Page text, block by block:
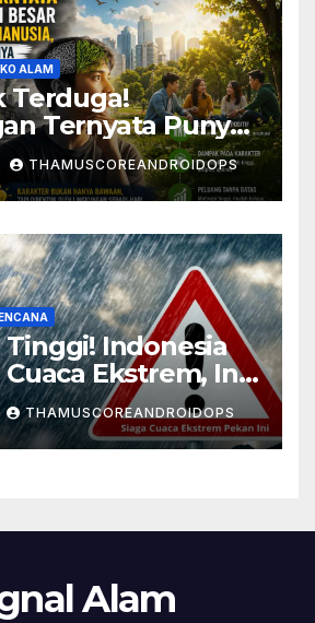
ALAM
Terduga!
Ternyata Punya
Besar Pada
Ini
THAMUSCOREANDROIDOPS
Tinggi! Indonesia
Ekstrem, Ini
Rawan
THAMUSCOREANDROIDOPS
Alam